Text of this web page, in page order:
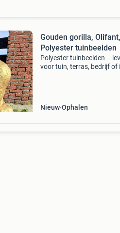
Gouden gorilla,
Polyester tuinbeelden
Polyester tuinbeelden –
voor tuin, terras, bedrijf of
Nieuw Ophalen